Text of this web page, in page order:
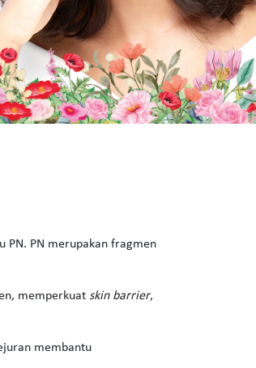
PN. PN merupakan fragmen
memperkuat skin barrier,
membantu